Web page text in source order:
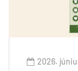
2026.